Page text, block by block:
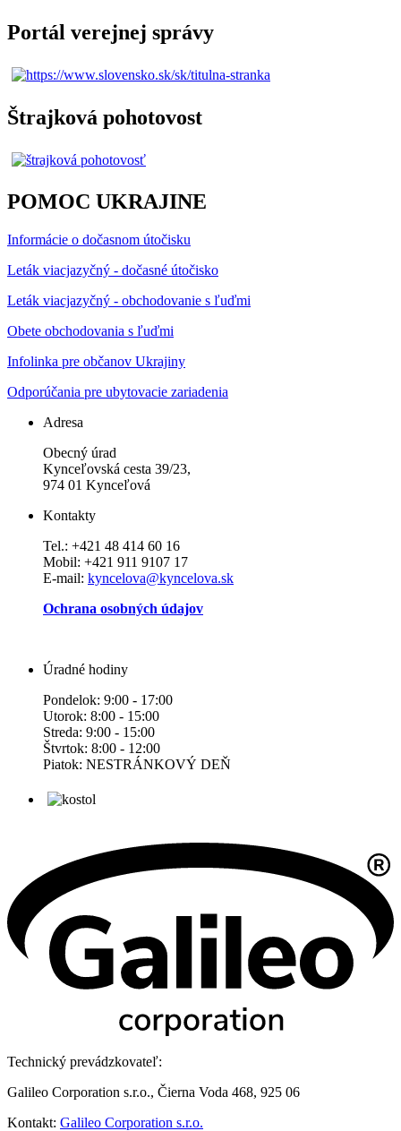
Portál verejnej správy
Štrajková pohotovost
POMOC UKRAJINE
Informácie o dočasnom útočisku
Leták viacjazyčný - dočasné útočisko
Leták viacjazyčný - obchodovanie s ľuďmi
Obete obchodovania s ľuďmi
Infolinka pre občanov Ukrajiny
Odporúčania pre ubytovacie zariadenia
Adresa
Obecný úrad
Kynceľovská cesta 39/23,
974 01 Kynceľová
Kontakty
Tel.: +421 48 414 60 16
Mobil: +421 911 9107 17
E-mail: kyncelova@kyncelova.sk
Ochrana osobných údajov
Úradné hodiny
Pondelok: 9:00 - 17:00
Utorok: 8:00 - 15:00
Streda: 9:00 - 15:00
Štvrtok: 8:00 - 12:00
Piatok: NESTRÁNKOVÝ DEŇ
Technický prevádzkovateľ:
Galileo Corporation s.r.o., Čierna Voda 468, 925 06
Kontakt: Galileo Corporation s.r.o.